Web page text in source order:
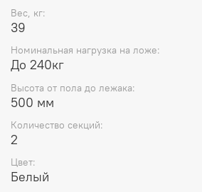
Вес, кг:
39
Номинальная нагрузка на ложе:
До 240кг
Высота от пола до лежака:
500 мм
Количество секций:
2
Цвет:
Белый